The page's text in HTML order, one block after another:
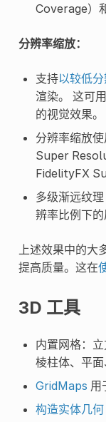
Coverage）
分辨率缩放：
支持以较低
渲染。 这可
的视觉效果。
分辨率缩放
Super
FidelityFX
多级渐远纹
辨率比例下的
上述效果中的大
提高质量。这在
3D 工具
内置网格：
棱柱体、平面
GridMaps 用
构造实体几何